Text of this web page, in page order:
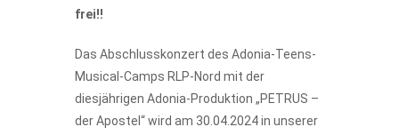
frei!!
Das Abschlusskonzert des Adonia-Teens-
Musical-Camps RLP-Nord mit der
diesjährigen Adonia-Produktion „PETRUS –
der Apostel“ wird am 30.04.2024 in unserer